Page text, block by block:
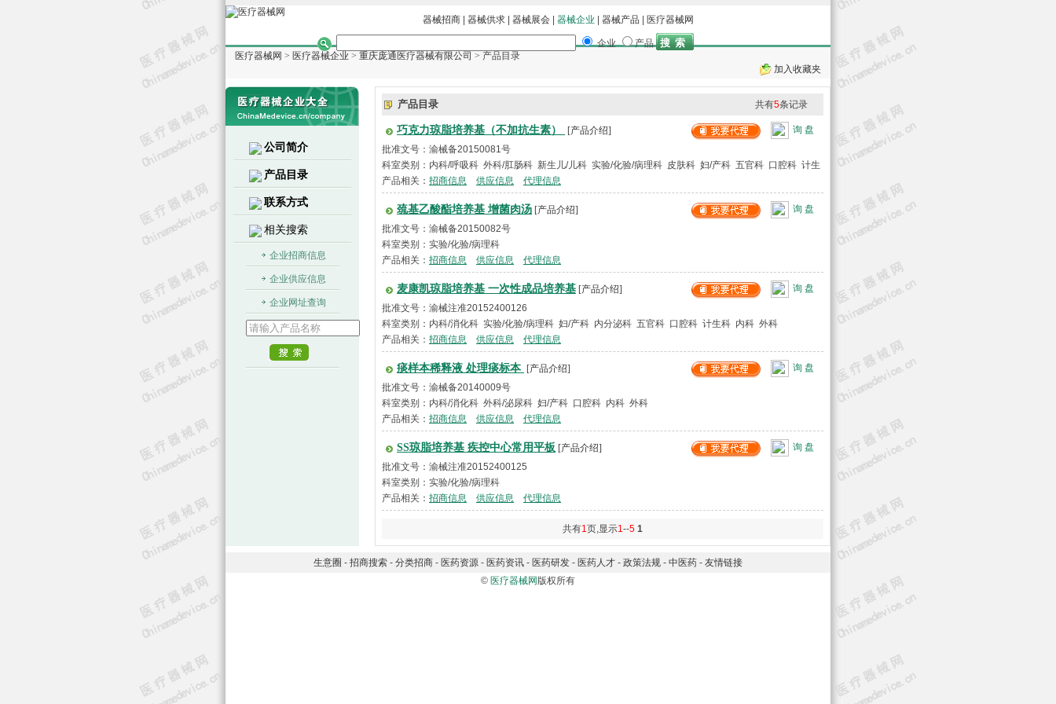
器械招商 器械供求 器械展会 器械企业 器械产品 医疗器械网
企业
产品
医疗器械网 > 医疗器械企业 > 重庆庞通医疗器械有限公司 > 产品目录
加入收藏夹
公司简介
产品目录
联系方式
相关搜索
企业招商信息
企业供应信息
企业网址查询
产品目录 共有5条记录
巧克力琼脂培养基（不加抗生素） [产品介绍]
询 盘
批准文号：渝械备20150081号
科室类别：内科/呼吸科 外科/肛肠科 新生儿/儿科 实验/化验/病理科 皮肤科 妇/产科 五官科 口腔科 计生
科 内科 外科
产品相关： 招商信息 供应信息 代理信息
巯基乙酸酯培养基 增菌肉汤 [产品介绍]
询 盘
批准文号：渝械备20150082号
科室类别：实验/化验/病理科
产品相关： 招商信息 供应信息 代理信息
麦康凯琼脂培养基 一次性成品培养基 [产品介绍]
询 盘
批准文号：渝械注准20152400126
科室类别：内科/消化科 实验/化验/病理科 妇/产科 内分泌科 五官科 口腔科 计生科 内科 外科
产品相关： 招商信息 供应信息 代理信息
痰样本稀释液 处理痰标本 [产品介绍]
询 盘
批准文号：渝械备20140009号
科室类别：内科/消化科 外科/泌尿科 妇/产科 口腔科 内科 外科
产品相关： 招商信息 供应信息 代理信息
SS琼脂培养基 疾控中心常用平板 [产品介绍]
询 盘
批准文号：渝械注准20152400125
科室类别：实验/化验/病理科
产品相关： 招商信息 供应信息 代理信息
共有1页,显示1--5 1
生意圈 - 招商搜索 - 分类招商 - 医药资源 - 医药资讯 - 医药研发 - 医药人才 - 政策法规 - 中医药 - 友情链接
© 医疗器械网 版权所有